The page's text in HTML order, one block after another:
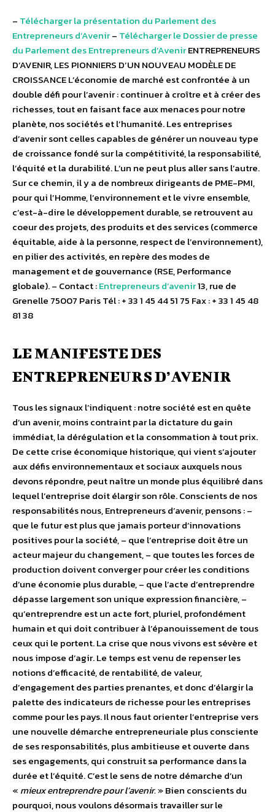
– Télécharger la présentation du Parlement des
Entrepreneurs d’Avenir– Télécharger le Dossier de presse
du Parlement des Entrepreneurs d’AvenirENTREPRENEURS
D’AVENIR, LES PIONNIERS D’UN NOUVEAU MODÈLE DE
CROISSANCE L’économie de marché est confrontée à un
double défi pour l’avenir : continuer à croître et à créer des
richesses, tout en faisant face aux menaces pour notre
planète, nos sociétés et l’humanité. Les entreprises
d’avenir sont celles capables de générer un nouveau type
de croissance fondé sur la compétitivité, la responsabilité,
l’équité et la durabilité. L’un ne peut plus aller sans l’autre.
Sur ce chemin, il y a de nombreux dirigeants de PME-PMI,
pour qui l’Homme, l’environnement et le vivre ensemble,
c’est-à-dire le développement durable, se retrouvent au
coeur des projets, des produits et des services (commerce
équitable, aide à la personne, respect de l’environnement),
en pilier des activités, en repère des modes de
management et de gouvernance (RSE, Performance
globale). – Contact :Entrepreneurs d’avenir13, rue de
Grenelle 75007 Paris Tél : + 33 1 45 44 51 75 Fax : + 33 1 45 48
81 38
LE MANIFESTE DES
ENTREPRENEURS D’AVENIR
Tous les signaux l’indiquent : notre société est en quête
d’un avenir, moins contraint par la dictature du gain
immédiat, la dérégulation et la consommation à tout prix.
De cette crise économique historique, qui vient s’ajouter
aux défis environnementaux et sociaux auxquels nous
devons répondre, peut naître un monde plus équilibré dans
lequel l’entreprise doit élargir son rôle. Conscients de nos
responsabilités nous, Entrepreneurs d’avenir, pensons : –
que le futur est plus que jamais porteur d’innovations
positives pour la société, – que l’entreprise doit être un
acteur majeur du changement, – que toutes les forces de
production doivent converger pour créer les conditions
d’une économie plus durable, – que l’acte d’entreprendre
dépasse largement son unique expression financière, –
qu’entreprendre est un acte fort, pluriel, profondément
humain et qui doit contribuer à l’épanouissement de tous
ceux qui le portent. La crise que nous vivons est sévère et
nous impose d’agir. Le temps est venu de repenser les
notions d’efficacité, de rentabilité, de valeur,
d’engagement des parties prenantes, et donc d’élargir la
palette des indicateurs de richesse pour les entreprises
comme pour les pays. Il nous faut orienter l’entreprise vers
une nouvelle démarche entrepreneuriale plus consciente
de ses responsabilités, plus ambitieuse et ouverte dans
ses engagements, qui construit sa performance dans la
durée et l’équité. C’est le sens de notre démarche d’un
« mieux entreprendre pour l’avenir.» Bien conscients du
pourquoi, nous voulons désormais travailler sur le